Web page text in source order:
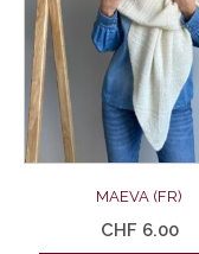
MAEVA (FR)
CHF 6.00